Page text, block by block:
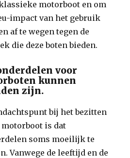
motorboot en om
impact van het gebruik
af te wegen tegen de
die deze boten bieden.
voor
kunnen
zijn.
bij het bezitten
is dat
soms moeilijk te
Vanwege de leeftijd en de